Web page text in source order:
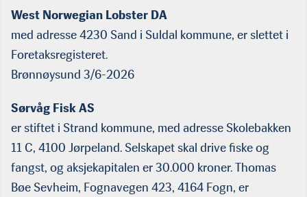
West Norwegian Lobster DA
med adresse 4230 Sand i Suldal kommune, er slettet i
Foretaksregisteret.
Brønnøysund 3/6-2026
Sørvåg Fisk AS
er stiftet i Strand kommune, med adresse Skolebakken
11 C, 4100 Jørpeland. Selskapet skal drive fiske og
fangst, og aksjekapitalen er 30.000 kroner. Thomas
Bøe Sevheim, Fognavegen 423, 4164 Fogn, er